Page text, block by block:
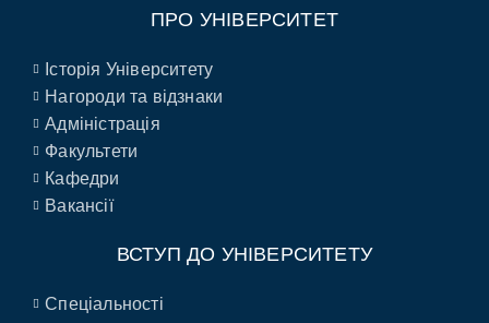
ПРО УНІВЕРСИТЕТ
Історія Університету
Нагороди та відзнаки
Адміністрація
Факультети
Кафедри
Вакансії
ВСТУП ДО УНІВЕРСИТЕТУ
Спеціальності